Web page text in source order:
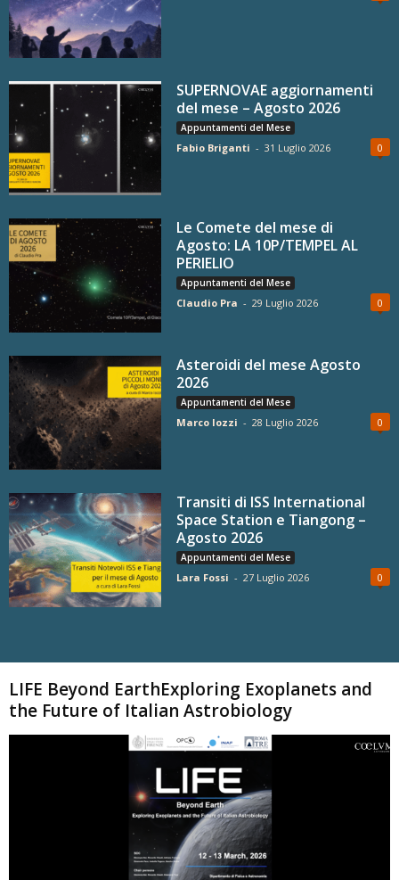
SUPERNOVAE aggiornamenti
del mese – Agosto 2026
Appuntamenti del Mese
Fabio Briganti - 31 Luglio 2026 0
Le Comete del mese di
Agosto: LA 10P/TEMPEL AL
PERIELIO
Appuntamenti del Mese
Claudio Pra - 29 Luglio 2026 0
Asteroidi del mese Agosto
2026
Appuntamenti del Mese
Marco Iozzi - 28 Luglio 2026 0
Transiti di ISS International
Space Station e Tiangong –
Agosto 2026
Appuntamenti del Mese
Lara Fossi - 27 Luglio 2026 0
LIFE Beyond EarthExploring Exoplanets and
the Future of Italian Astrobiology